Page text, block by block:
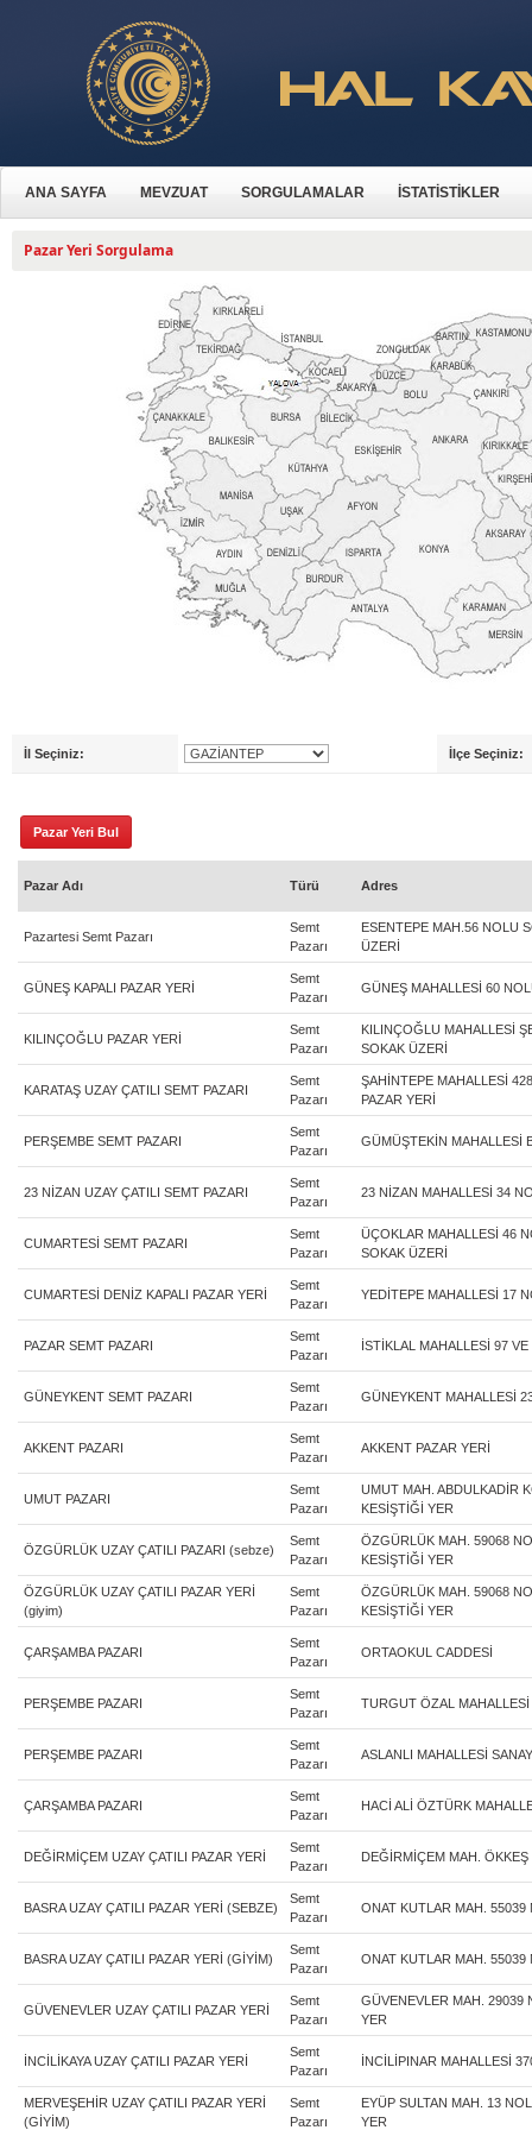
ANA SAYFA MEVZUAT SORGULAMALAR İSTATİSTİKLER
Pazar Yeri Sorgulama
İl Seçiniz: İlçe Seçiniz:
Pazar Adı Türü Adres
Pazartesi Semt Pazarı
Semt
Pazarı
ESENTEPE MAH.56 NOLU
ÜZERİ
GÜNEŞ KAPALI PAZAR YERİ
Semt
Pazarı
GÜNEŞ MAHALLESİ 60
KILINÇOĞLU PAZAR YERİ
Semt
Pazarı
KILINÇOĞLU MAHALLESİ
SOKAK ÜZERİ
KARATAŞ UZAY ÇATILI SEMT PAZARI
Semt
Pazarı
ŞAHİNTEPE MAHALLESİ
PAZAR YERİ
PERŞEMBE SEMT PAZARI
Semt
Pazarı
GÜMÜŞTEKİN MAHALLESİ
23 NİZAN UZAY ÇATILI SEMT PAZARI
Semt
Pazarı
23 NİZAN MAHALLESİ 34
CUMARTESİ SEMT PAZARI
Semt
Pazarı
ÜÇOKLAR MAHALLESİ 46
SOKAK ÜZERİ
CUMARTESİ DENİZ KAPALI PAZAR YERİ
Semt
Pazarı
YEDİTEPE MAHALLESİ 17
PAZAR SEMT PAZARI
Semt
Pazarı
İSTİKLAL MAHALLESİ 97
GÜNEYKENT SEMT PAZARI
Semt
Pazarı
GÜNEYKENT MAHALLESİ
AKKENT PAZARI
Semt
Pazarı
AKKENT PAZAR YERİ
UMUT PAZARI
Semt
Pazarı
UMUT MAH. ABDULKADİR
KESİŞTİĞİ YER
ÖZGÜRLÜK UZAY ÇATILI PAZARI (sebze)
Semt
Pazarı
ÖZGÜRLÜK MAH. 59068
KESİŞTİĞİ YER
ÖZGÜRLÜK UZAY ÇATILI PAZAR YERİ
(giyim)
Semt
Pazarı
ÖZGÜRLÜK MAH. 59068
KESİŞTİĞİ YER
ÇARŞAMBA PAZARI
Semt
Pazarı
ORTAOKUL CADDESİ
PERŞEMBE PAZARI
Semt
Pazarı
TURGUT ÖZAL
PERŞEMBE PAZARI
Semt
Pazarı
ASLANLI MAHALLESİ
ÇARŞAMBA PAZARI
Semt
Pazarı
HACİ ALİ ÖZTÜRK
DEĞİRMİÇEM UZAY ÇATILI PAZAR YERİ
Semt
Pazarı
DEĞİRMİÇEM MAH.
BASRA UZAY ÇATILI PAZAR YERİ (SEBZE)
Semt
Pazarı
ONAT KUTLAR MAH. 55039
BASRA UZAY ÇATILI PAZAR YERİ (GİYİM)
Semt
Pazarı
ONAT KUTLAR MAH. 55039
GÜVENEVLER UZAY ÇATILI PAZAR YERİ
Semt
Pazarı
GÜVENEVLER MAH. 29039
YER
İNCİLİKAYA UZAY ÇATILI PAZAR YERİ
Semt
Pazarı
İNCİLİPINAR MAHALLESİ
MERVEŞEHİR UZAY ÇATILI PAZAR YERİ
(GİYİM)
Semt
Pazarı
EYÜP SULTAN MAH. 13
YER